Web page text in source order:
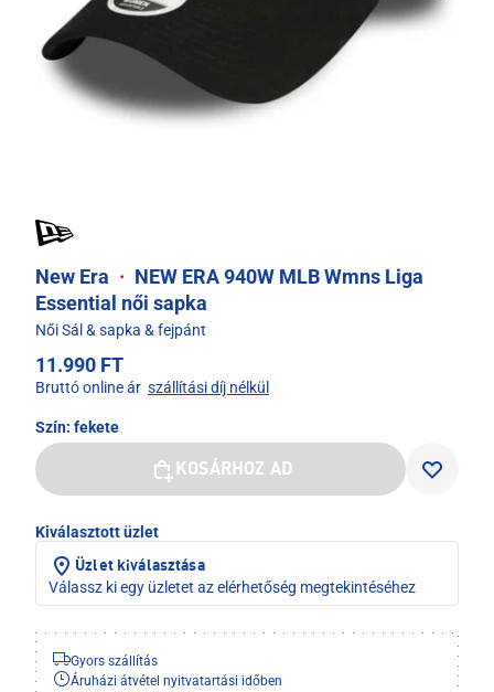
New Era · NEW ERA 940W MLB Wmns Liga
Essential női sapka
Női Sál & sapka & fejpánt
11.990 FT
Bruttó online ár szállítási díj nélkül
Szín: fekete
KOSÁRHOZ AD
Kiválasztott üzlet
Üzlet kiválasztása
Válassz ki egy üzletet az elérhetőség megtekintéséhez
Gyors szállítás
Áruházi átvétel nyitvatartási időben